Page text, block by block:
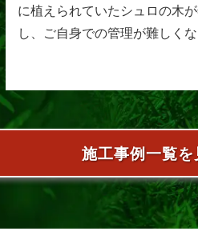
に植えられていたシュロの木
し、ご自身での管理が難しく
てやすい樹木として知られて
きくな･･･
施工事例一覧を